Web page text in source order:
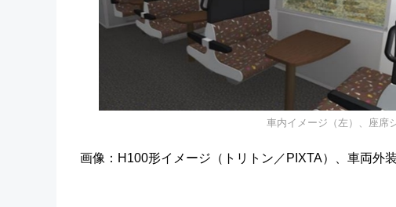
車内イメージ（左）、座席
画像：H100形イメージ（トリトン／PIXTA）、車両外